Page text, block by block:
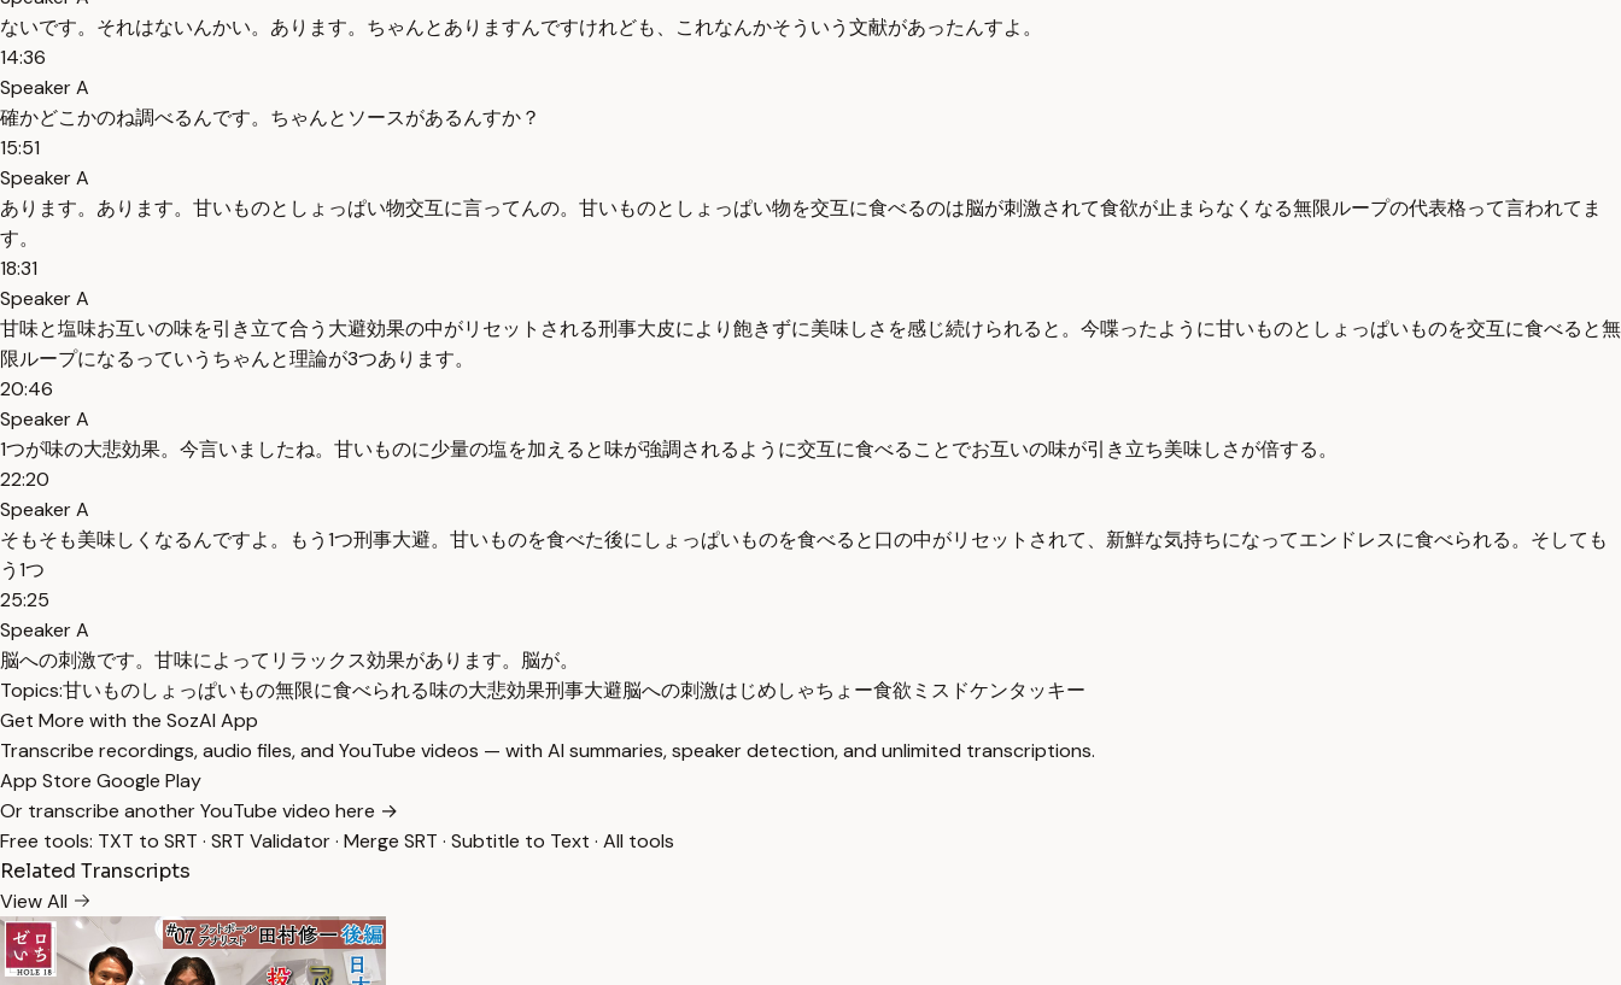
ないです。それはないんかい。あります。ちゃんとありますんですけれども、これなんかそういう文献があったんすよ。
14:36
Speaker A
確かどこかのね調べるんです。ちゃんとソースがあるんすか？
15:51
Speaker A
あります。あります。甘いものとしょっぱい物交互に言ってんの。甘いものとしょっぱい物を交互に食べるのは脳が刺激されて食欲が止まらなくなる無限ループの代表格って言われてま
す。
18:31
Speaker A
甘味と塩味お互いの味を引き立て合う大避効果の中がリセットされる刑事大皮により飽きずに美味しさを感じ続けられると。今喋ったように甘いものとしょっぱいものを交互に食べると無
限ループになるっていうちゃんと理論が3つあります。
20:46
Speaker A
1つが味の大悲効果。今言いましたね。甘いものに少量の塩を加えると味が強調されるように交互に食べることでお互いの味が引き立ち美味しさが倍する。
22:20
Speaker A
そもそも美味しくなるんですよ。もう1つ刑事大避。甘いものを食べた後にしょっぱいものを食べると口の中がリセットされて、新鮮な気持ちになってエンドレスに食べられる。そしても
う1つ
25:25
Speaker A
脳への刺激です。甘味によってリラックス効果があります。脳が。
Topics:甘いものしょっぱいもの無限に食べられる味の大悲効果刑事大避脳への刺激はじめしゃちょー食欲 ミスドケンタッキー
Get More with the SozAI App
Transcribe recordings, audio files, and YouTube videos — with AI summaries, speaker detection, and unlimited transcriptions.
App Store Google Play
Or transcribe another YouTube video here →
Free tools: TXT to SRT · SRT Validator· Merge SRT · Subtitle to Text · All tools
Related Transcripts
View All